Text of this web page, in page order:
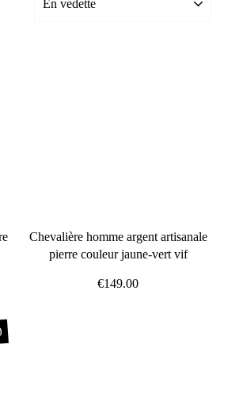
Chevalière homme argent artisanale
pierre couleur jaune-vert vif
€149.00